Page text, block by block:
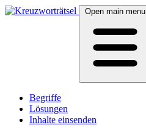
Open main menu
Begriffe
Lösungen
Inhalte einsenden